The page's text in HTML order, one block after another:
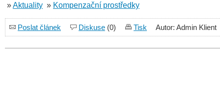
»Aktuality » Kompenzační prostředky
Poslat článek Diskuse (0) Tisk Autor: Admin Klient